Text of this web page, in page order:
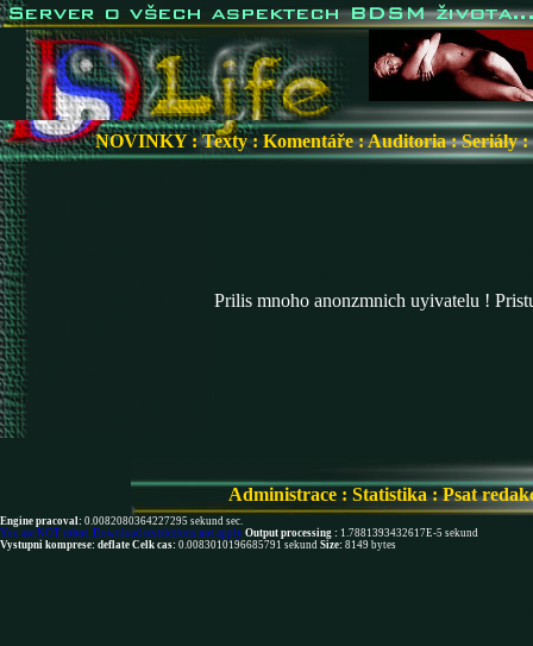
NOVINKY:Texty: Komentáře:Auditoria:Seriály:
Prilis mnoho anonzmnich uyivatelu !
Administrace : Statistika:Psat
Engine pracoval: 0.0082080364227295 sekund sec.
You are NOT robot. Download restrictions not apply Output processing : 1.7881393432617E-5 sekund
Vystupni komprese: deflate Celk cas: 0.0083010196685791 sekund Size: 8149 bytes